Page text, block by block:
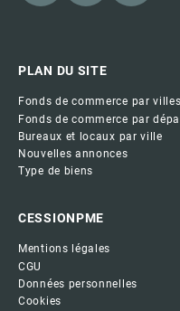
PLAN DU SITE
Fonds de commerce par villes
Fonds de commerce par
Bureaux et locaux par ville
Nouvelles annonces
Type de biens
CESSIONPME
Mentions légales
CGU
Données personnelles
Cookies